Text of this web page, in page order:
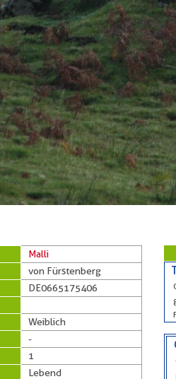
Malli
von Fürstenberg
DE0665175406
Weiblich
-
1
Lebend